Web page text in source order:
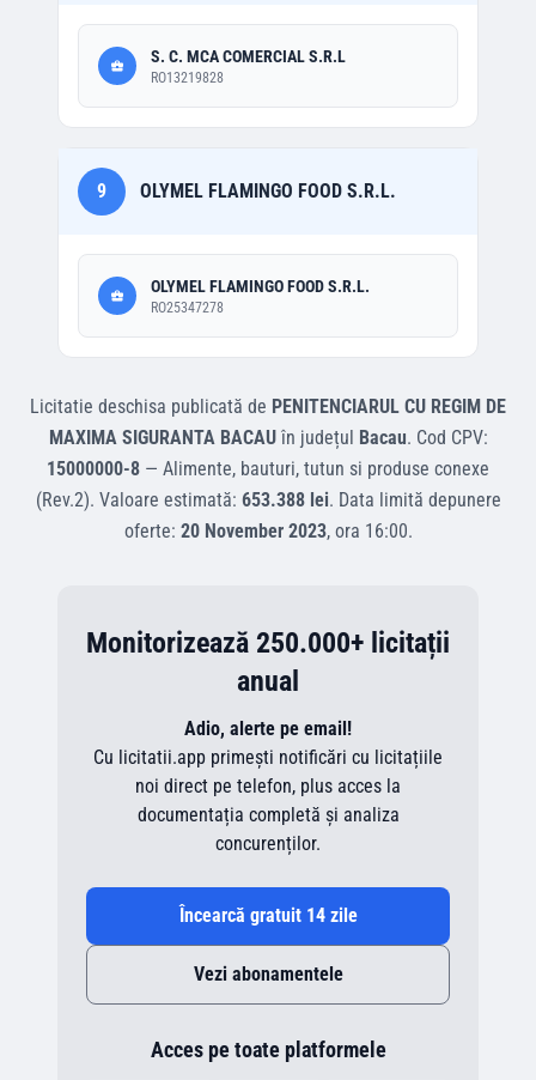
S. C. MCA COMERCIAL S.R.L
RO13219828
9 OLYMEL FLAMINGO FOOD S.R.L.
OLYMEL FLAMINGO FOOD S.R.L.
RO25347278
Licitatie deschisa publicată de PENITENCIARUL CU REGIM DE
MAXIMA SIGURANTA BACAUîn județul Bacau. Cod CPV:
15000000-8 — Alimente, bauturi, tutun si produse conexe
(Rev.2). Valoare estimată: 653.388 lei. Data limită depunere
oferte: 20 November 2023, ora 16:00.
Monitorizează 250.000+ licitații
anual
Adio, alerte pe email!
Cu licitatii.app primești notificări cu licitațiile
noi direct pe telefon, plus acces la
documentația completă și analiza
concurenților.
Încearcă gratuit 14 zile
Vezi abonamentele
Acces pe toate platformele